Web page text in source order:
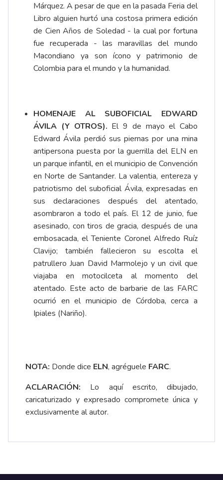
Márquez. A pesar de que en la pasada Feria del
Libro alguien hurtó una costosa primera edición
de Cien Años de Soledad - la cual por fortuna
fue recuperada - las maravillas del mundo
Macondiano ya son ícono y patrimonio de
Colombia para el mundo y la humanidad.
HOMENAJE AL SUBOFICIAL EDWARD
ÁVILA (Y OTROS). El 9 de mayo el Cabo
Edward Ávila perdió sus piernas por una mina
antipersona puesta por la guerrilla del ELN en
un parque infantil, en el municipio de Convención
en Norte de Santander. La valentia, entereza y
patriotismo del suboficial Ávila, expresadas en
sus declaraciones después del atentado,
asombraron a todo el país. El 12 de junio, fue
asesinado, con tiros de gracia, después de una
embosacada, el Teniente Coronel Alfredo Ruíz
Clavijo; también fallecieron su escolta el
patrullero Juan David Marmolejo y un civil que
viajaba en motocilceta al momento del
atentado. Este acto de barbarie de las FARC
ocurrió en el municipio de Córdoba, cerca a
Ipiales (Nariño).
NOTA: Donde dice ELN, agréguele FARC.
ACLARACIÓN: Lo aquí escrito, dibujado,
caricaturizado y expresado compromete única y
exclusivamente al autor.